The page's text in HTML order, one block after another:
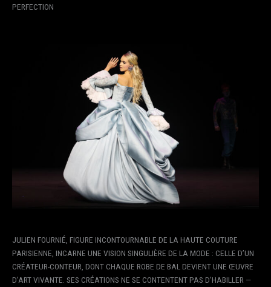
PERFECTION
JULIEN FOURNIÉ, FIGURE INCONTOURNABLE DE LA HAUTE COUTURE
PARISIENNE, INCARNE UNE VISION SINGULIÈRE DE LA MODE : CELLE D’UN
CRÉATEUR-CONTEUR, DONT CHAQUE ROBE DE BAL DEVIENT UNE ŒUVRE
D’ART VIVANTE. SES CRÉATIONS NE SE CONTENTENT PAS D’HABILLER —